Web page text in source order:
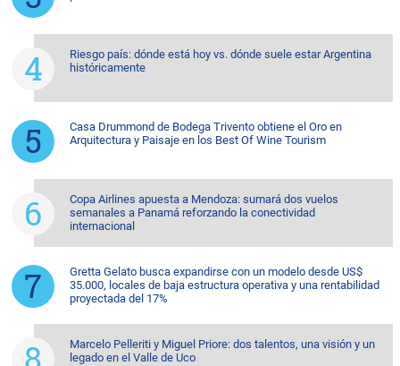
Riesgo país: dónde está hoy vs. dónde suele estar Argentina
históricamente
Casa Drummond de Bodega Trivento obtiene el Oro en
Arquitectura y Paisaje en los Best Of Wine Tourism
Copa Airlines apuesta a Mendoza: sumará dos vuelos
semanales a Panamá reforzando la conectividad
internacional
Gretta Gelato busca expandirse con un modelo desde US$
35.000, locales de baja estructura operativa y una rentabilidad
proyectada del 17%
Marcelo Pelleriti y Miguel Priore: dos talentos, una visión y un
legado en el Valle de Uco